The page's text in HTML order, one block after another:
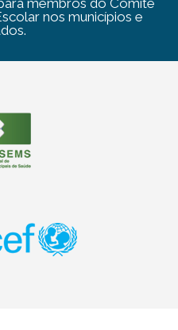
membros do Comitê
nos municípios e